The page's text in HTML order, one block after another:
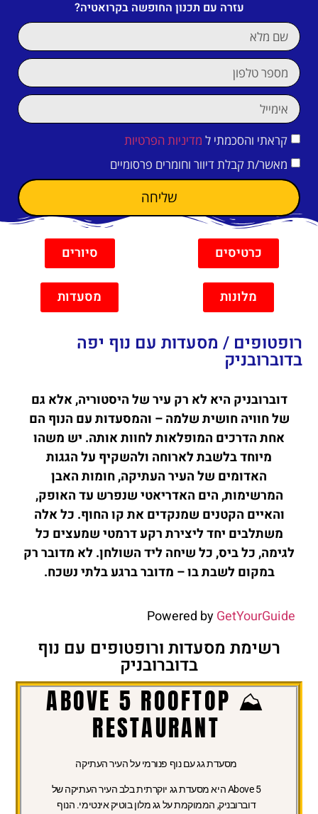
עזרה עם תכנון החופשה בקרואטיה?
קראתי והסכמתי ל מדיניות הפרטיות
מאשר/ת קבלת דיוור וחומרים פרסומיים
שליחה
כרטיסים סיורים
מלונות מסעדות
רופטופים / מסעדות עם נוף יפה
בדוברובניק
דוברובניק היא לא רק עיר של היסטוריה, אלא גם
של חוויה חושית שלמה – והמסעדות עם הנוף הם
אחת הדרכים המופלאות לחוות אותה. יש משהו
מיוחד בלשבת לארוחה ולהשקיף על הגגות
האדומים של העיר העתיקה, חומות האבן
המרשימות, הים האדריאטי שנפרש עד האופק,
והאיים הקטנים שמנקדים את קו החוף. כל אלה
משתלבים יחד ליצירת רקע דרמטי שמעצים כל
לגימה, כל ביס, כל שיחה ליד השולחן. לא מדובר רק
במקום לשבת בו – מדובר ברגע בלתי נשכח.
Powered byGetYourGuide
רשימת מסעדות ורופטופים עם נוף
בדוברובניק
⛰️ ABOVE 5 ROOFTOP
RESTAURANT
מסעדת גג עם נוף פנורמי על העיר העתיקה
Above 5 היא מסעדת גג יוקרתית בלב העיר העתיקה של
דוברובניק, הממוקמת על גג מלון בוטיק אינטימי. הנוף